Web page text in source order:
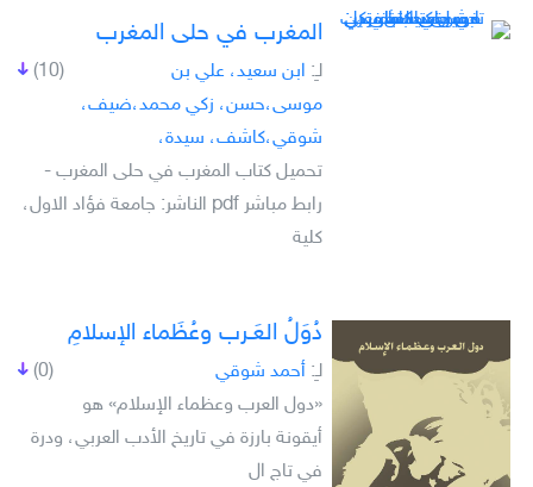
المغرب في حلى المغرب
(10) لـِ: ابن سعيد، علي بن
موسى،حسن، زكي محمد،ضيف،
شوقي،كاشف، سيدة،
تحميل كتاب المغرب في حلى المغرب -
رابط مباشر pdf الناشر: جامعة فؤاد الاول،
كلية
دُوَلُ العَـرب وعُظَماء الإسلامِ
(0) لـِ: أحمد شوقي
«دول العرب وعظماء الإسلام» هو
أيقونة بارزة في تاريخ الأدب العربي، ودرة
في تاج ال